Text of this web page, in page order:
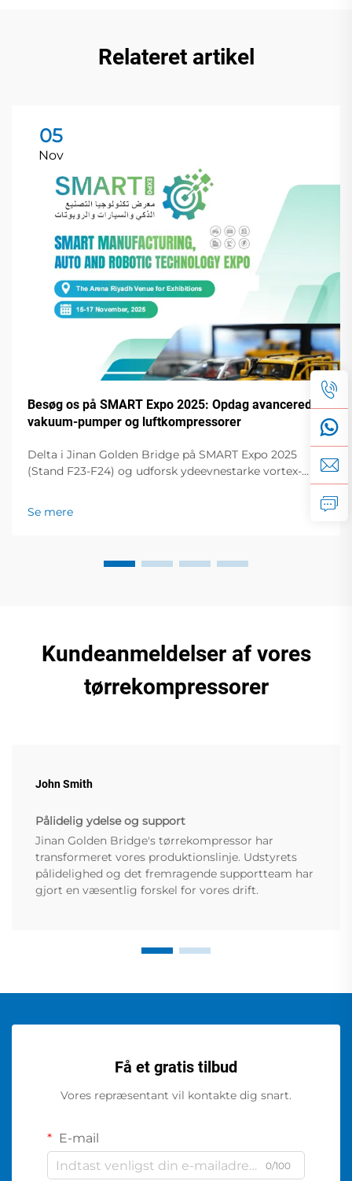
Relateret artikel
05
Nov
Besøg os på SMART Expo 2025: Opdag avancerede
vakuum-pumper og luftkompressorer
Delta i Jinan Golden Bridge på SMART Expo 2025
(Stand F23-F24) og udforsk ydeevnestarke vortex-
Se mere
Kundeanmeldelser af vores
tørrekompressorer
John Smith
Pålidelig ydelse og support
Jinan Golden Bridge's tørrekompressor har
transformeret vores produktionslinje. Udstyrets
pålidelighed og det fremragende supportteam har
gjort en væsentlig forskel for vores drift.
Få et gratis tilbud
Vores repræsentant vil kontakte dig snart.
E-mail
0/100